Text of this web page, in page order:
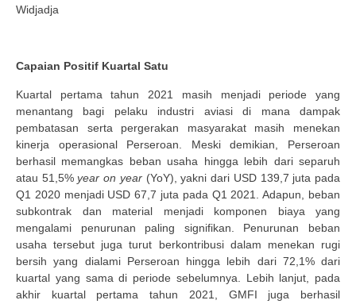
Widjadja
Capaian Positif Kuartal Satu
Kuartal pertama tahun 2021 masih menjadi periode yang
menantang bagi pelaku industri aviasi di mana dampak
pembatasan serta pergerakan masyarakat masih menekan
kinerja operasional Perseroan. Meski demikian, Perseroan
berhasil memangkas beban usaha hingga lebih dari separuh
atau 51,5%year on year(YoY), yakni dari USD 139,7 juta pada
Q1 2020 menjadi USD 67,7 juta pada Q1 2021. Adapun, beban
subkontrak dan material menjadi komponen biaya yang
mengalami penurunan paling signifikan. Penurunan beban
usaha tersebut juga turut berkontribusi dalam menekan rugi
bersih yang dialami Perseroan hingga lebih dari 72,1% dari
kuartal yang sama di periode sebelumnya. Lebih lanjut, pada
akhir kuartal pertama tahun 2021, GMFI juga berhasil